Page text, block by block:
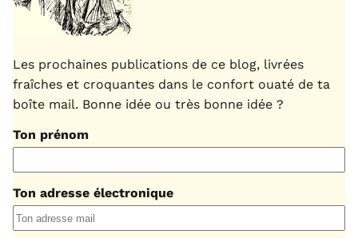
Les prochaines publications de ce blog, livrées
fraîches et croquantes dans le confort ouaté de ta
boîte mail. Bonne idée ou très bonne idée ?
Ton prénom
Ton adresse électronique